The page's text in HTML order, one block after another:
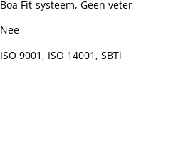
Boa Fit-systeem, Geen veter
Nee
ISO 9001, ISO 14001, SBTi